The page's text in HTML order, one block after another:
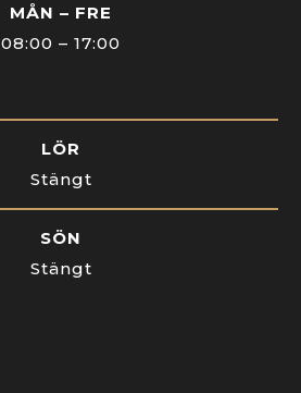
MÅN – FRE
08:00 – 17:00
LÖR
Stängt
SÖN
Stängt